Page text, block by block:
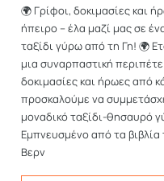
🌍 Γρίφοι, δοκιμασίες και
ήπειρο – έλα μαζί μας σε
ταξίδι γύρω από τη Γη! 🌍
μια συναρπαστική
δοκιμασίες και ήρωες από
προσκαλούμε να
μοναδικό ταξίδι-θησαυρό
Εμπνευσμένο από τα βιβλία
Βερν